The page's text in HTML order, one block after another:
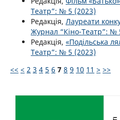
Театр”: № 5 (2023)
Редакція, Лауреати
Журнал “Кіно-Театр”: №
Редакція, «Подільська
Театр”: № 5 (2023)
<< < 2 3 4 5 6 7 8 9 10 11 > >>